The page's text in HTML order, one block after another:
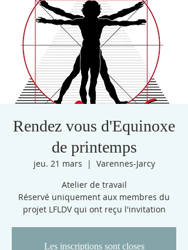
Rendez vous d'Equinoxe
de printemps
jeu. 21 mars
  |
Varennes-Jarcy
Atelier de travail
Réservé uniquement aux membres du
projet LFLDV qui ont reçu l'invitation
Les inscriptions sont closes